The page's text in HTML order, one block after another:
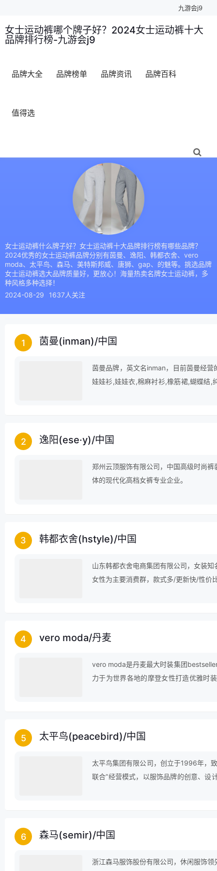
九游会j9
女士运动裤哪个牌子好？2024女士运动裤十大
品牌排行榜-九游会j9
品牌大全 品牌榜单 品牌资讯 品牌百科
值得选
女士运动裤什么牌子好？女士运动裤十大品牌排行榜有哪些品牌？
2024优秀的女士运动裤品牌分别有茵曼、逸阳、韩都衣舍、vero
moda、太平鸟、森马、美特斯邦威、唐狮、gap、的魅等。挑选品牌
女士运动裤选大品牌质量好，更放心！海量热卖名牌女士运动裤，多
种风格多种选择！
2024-08-29
1637人关注
1 茵曼(inman)/中国
茵曼品牌，英文名inman，目前茵曼经
娃娃衫,娃娃衣,棉麻衬衫,橡筋裙,蝴蝶结,
2 逸阳(ese·y)/中国
郑州云顶服饰有限公司，中国高级时尚
体的现代化高档女裤专业企业。
3 韩都衣舍(hstyle)/中国
山东韩都衣舍电商集团有限公司，女装
女性为主要消费群，款式多/更新快/性价
4 vero moda/丹麦
vero moda是丹麦最大时装集团
力于为世界各地的摩登女性打造优雅时
5 太平鸟(peacebird)/中国
太平鸟集团有限公司，创立于1996年，
联合”经营模式，以服饰品牌的创意、设
6 森马(semir)/中国
浙江森马服饰股份有限公司，休闲服饰